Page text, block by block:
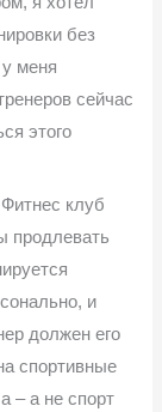
без
меня
сейчас
этого
клуб
продлевать
и
должен его
спортивные
– а не спорт